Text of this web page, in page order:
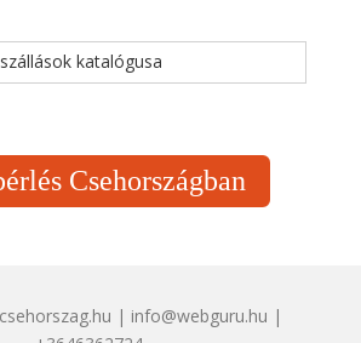
katalógusa
Csehországban
| info@webguru.hu |